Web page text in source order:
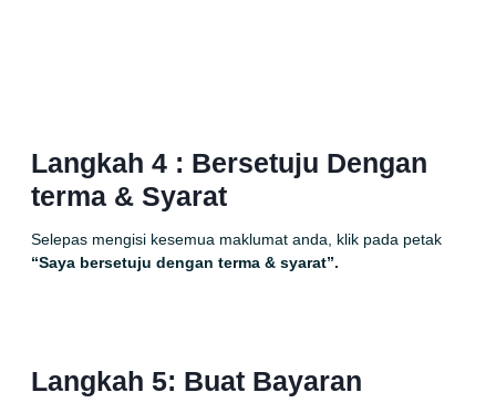
Langkah 4 : Bersetuju Dengan
terma & Syarat
Selepas mengisi kesemua maklumat anda, klik pada petak
“Saya bersetuju dengan terma & syarat”.
Langkah 5: Buat Bayaran